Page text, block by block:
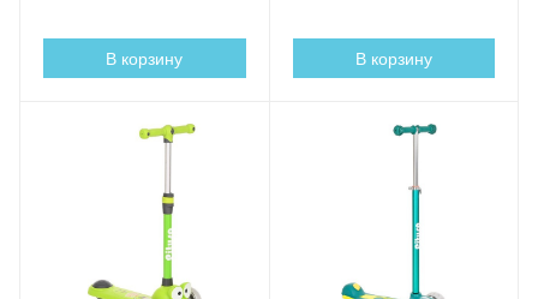
В корзину В корзину